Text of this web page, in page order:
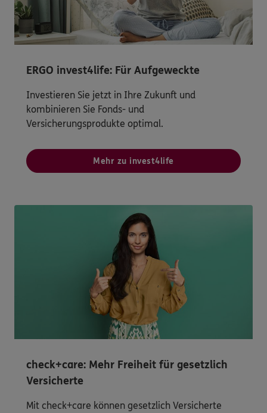
ERGO invest4life: Für Aufgeweckte
Investieren Sie jetzt in Ihre Zukunft und
kombinieren Sie Fonds- und
Versicherungsprodukte optimal.
Mehr zu invest4life
check+care: Mehr Freiheit für gesetzlich
Versicherte
Mit check+care können gesetzlich Versicherte